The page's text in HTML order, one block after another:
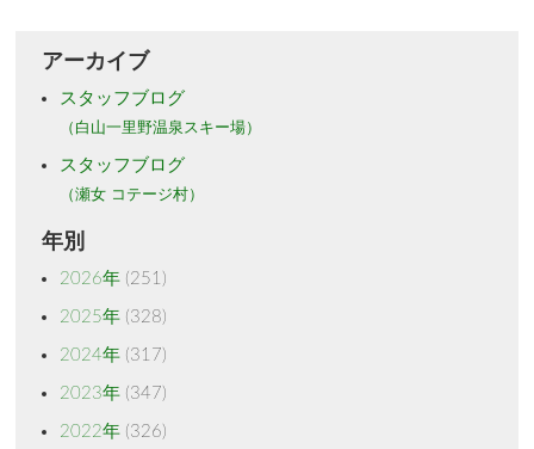
アーカイブ
スタッフブログ
（白山一里野温泉スキー場）
スタッフブログ
（瀬女 コテージ村）
年別
2026年(251)
2025年(328)
2024年(317)
2023年(347)
2022年(326)